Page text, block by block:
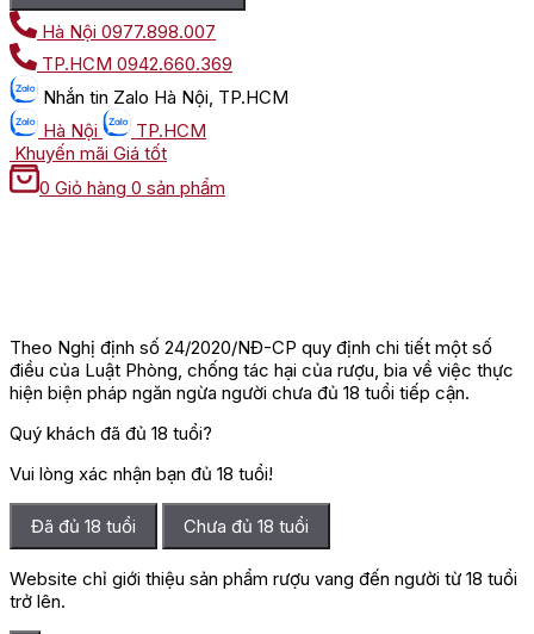
Hà Nội 0977.898.007
TP.HCM 0942.660.369
Nhắn tin Zalo Hà Nội, TP.HCM
Hà Nội
TP.HCM
Khuyến mãi Giá tốt
0 Giỏ hàng 0 sản phẩm
Theo Nghị định số 24/2020/NĐ-CP quy định chi tiết một số
điều của Luật Phòng, chống tác hại của rượu, bia về việc thực
hiện biện pháp ngăn ngừa người chưa đủ 18 tuổi tiếp cận.
Quý khách đã đủ 18 tuổi?
Vui lòng xác nhận bạn đủ 18 tuổi!
Đã đủ 18 tuổi Chưa đủ 18 tuổi
Website chỉ giới thiệu sản phẩm rượu vang đến người từ 18 tuổi
trở lên.